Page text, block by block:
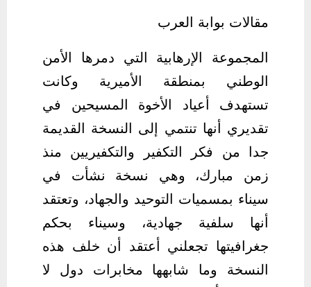
مقالات بوابة العرب
المجموعة الإرهابية التي دمرها الأمن
الوطني بمنطقة الأميرية وكانت
تستهدف أعياد الأخوة المسيحين في
تقديري أنها تنتمي إلى النسخة القديمة
جدا من فكر التكفير والتكفيريين منذ
زمن مبارك، وهي نسخة نشأت في
سيناء بمسميات التوحيد والجهاد، وتعتقد
أنها سلفية جهادية، وسيناء بحكم
جغرافيتها تجعلني أعتقد أن خلف هذه
النسخة وما شابهها مخابرات دول لا